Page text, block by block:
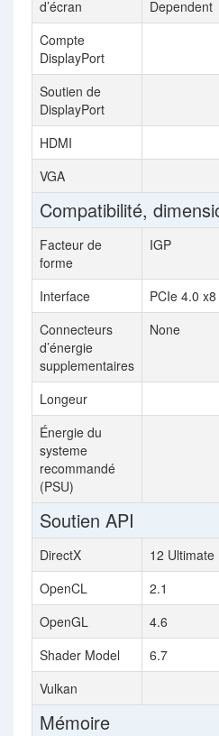
d’écran Dependent
Compte
DisplayPort
Soutien de
DisplayPort
HDMI
VGA
Compatibilité,
Facteur de
forme
IGP
Interface PCIe 4.0 x8
Connecteurs
d’énergie
supplementaires
None
Longeur
Énergie du
systeme
recommandé
(PSU)
Soutien API
DirectX 12 Ultimate
OpenCL
2.1
OpenGL
4.6
Shader Model
6.7
Vulkan
Mémoire